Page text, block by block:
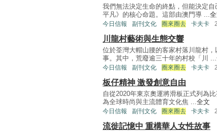
我們無法決定生命的終點，但能決定
平凡》的核心命題。這部由澳門導 ...
今日信報 副刊文化 圈來圈去 卡夫卡
川龍村藝術與生態交響
位於荃灣大帽山腰的客家村落川龍村
事。其中，荒廢逾三十年的村校「川 ...
今日信報 副刊文化 圈來圈去 卡夫卡
板仔精神 激發創意自由
自從2020年東京奧運將滑板正式列為
為全球時尚與主流體育文化焦 ...全文
今日信報 副刊文化 圈來圈去 卡夫卡
流徙記憶中 重構華人女性故事